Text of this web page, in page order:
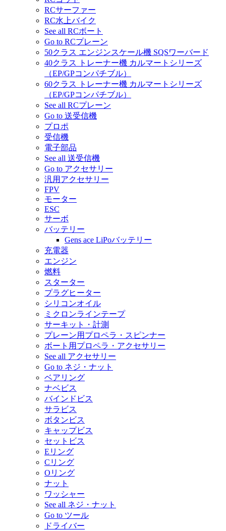
RCサーファー
RC水上バイク
See all RCボート
Go to RCプレーン
50クラス エンジンスケール機 SQSワーバード
40クラス トレーナー機 カルマートシリーズ
（EP/GPコンパチブル）
60クラス トレーナー機 カルマートシリーズ
（EP/GPコンパチブル）
See all RCプレーン
Go to 送受信機
プロポ
受信機
電子部品
See all 送受信機
Go to アクセサリー
汎用アクセサリー
FPV
モーター
ESC
サーボ
バッテリー
Gens ace LiPoバッテリー
充電器
エンジン
燃料
スターター
プラグヒーター
シリコンオイル
ミクロンラインテープ
サーキット・計測
プレーン用プロペラ・スピンナー
ボート用プロペラ・アクセサリー
See all アクセサリー
Go to ネジ・ナット
ベアリング
ナベビス
バインドビス
サラビス
ボタンビス
キャップビス
セットビス
Eリング
Cリング
Oリング
ナット
ワッシャー
See all ネジ・ナット
Go to ツール
ドライバー